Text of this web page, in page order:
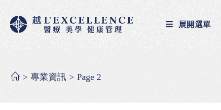
展開選單
> 專業資訊 > Page 2